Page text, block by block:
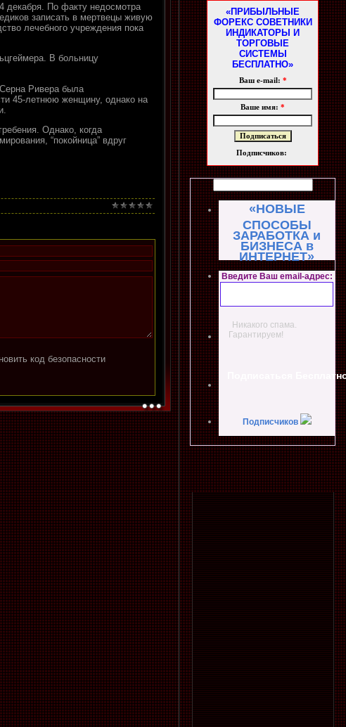
декабря. По факту недосмотра
записать в мертвецы живую
лечебного учреждения пока
В больницу
Ривера была
45-летнюю женщину, однако на
Однако, когда
“покойница” вдруг
«ПРИБЫЛЬНЫЕ
ФОРЕКС СОВЕТНИКИ
ИНДИКАТОРЫ И
ТОРГОВЫЕ
СИСТЕМЫ
БЕСПЛАТНО»
Ваш e-mail: *
Ваше имя: *
Подписчиков:
«НОВЫЕ
СПОСОБЫ
ЗАРАБОТКА и
БИЗНЕСА в
ИНТЕРНЕТ»
Введите Ваш email-адрес:
Никакого спама.
Гарантируем!
Подписчиков